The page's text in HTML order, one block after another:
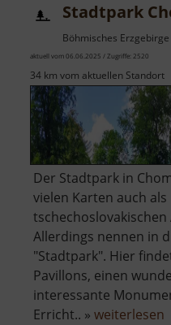
Stadtpark
Böhmisches Erzgebirge
aktuell vom 06.06.2025 / Zugriffe: 2520
34 km vom aktuellen Standort
Der Stadtpark in
vielen Karten auch als
Allerdings nennen in
"Stadtpark". Hier
Pavillons, einen
interessante
Erricht.. » weiterlesen